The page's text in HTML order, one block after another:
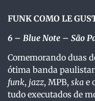
FUNK COMO LE
6 – Blue Note – São
Comemorando duas
ótima banda
funk, jazz, MPB, ska e
tudo executados de